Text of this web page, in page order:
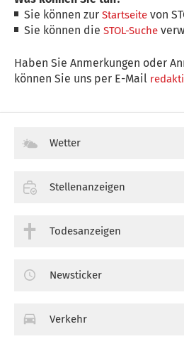
Sie können zurStartseite von
Sie können dieSTOL-Suche
Haben Sie Anmerkungen oder
können Sie uns per E-Mail
Wetter
Stellenanzeigen
Todesanzeigen
Newsticker
Verkehr